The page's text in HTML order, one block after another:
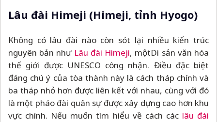
Lâu đài Himeji (Himeji, tỉnh Hyogo)
Không có lâu đài nào còn sót lại nhiều kiến trúc
nguyên bản như Lâu đài Himeji, mộtDi sản văn hóa
thế giới được UNESCO công nhận. Điều đặc biệt
đáng chú ý của tòa thành này là cách tháp chính và
ba tháp nhỏ hơn được liên kết với nhau, cùng với đó
là một pháo đài quân sự được xây dựng cao hơn khu
vực chính. Nếu muốn tìm hiểu về cách cáclâu đài